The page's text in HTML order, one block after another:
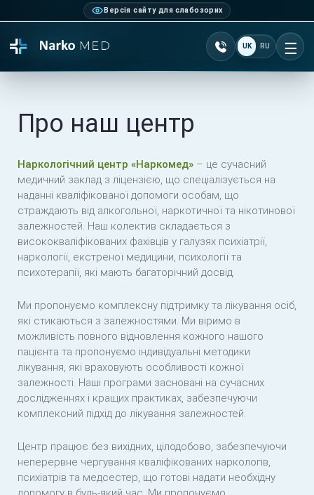
Версія сайту для слабозорих
Зателефонувати +38
UK RU
Про наш центр
Наркологічний центр «Наркомед» – це сучасний
медичний заклад з ліцензією, що спеціалізується на
наданні кваліфікованої допомоги особам, що
страждають від алкогольної, наркотичної та нікотинової
залежностей. Наш колектив складається з
висококваліфікованих фахівців у галузях психіатрії,
наркології, екстреної медицини, психології та
психотерапії, які мають багаторічний досвід.
Ми пропонуємо комплексну підтримку та лікування осіб,
які стикаються з залежностями. Ми віримо в
можливість повного відновлення кожного нашого
пацієнта та пропонуємо індивідуальні методики
лікування, які враховують особливості кожної
залежності. Наші програми засновані на сучасних
дослідженнях і кращих практиках, забезпечуючи
комплексний підхід до лікування залежностей.
Центр працює без вихідних, цілодобово, забезпечуючи
неперервне чергування кваліфікованих наркологів,
психіатрів та медсестер, що готові надати необхідну